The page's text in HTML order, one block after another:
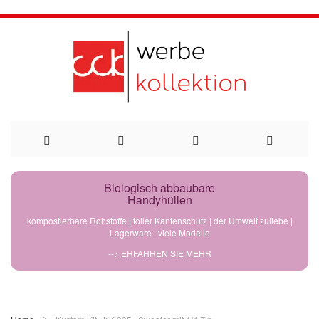
Direkt
Biologisch abbaubare
Handyhüllen
kompostierbare Rohstoffe | toller Kantenschutz | der Umwelt zuliebe |
Lagerware | viele Modelle
--> ERFAHREN SIE MEHR